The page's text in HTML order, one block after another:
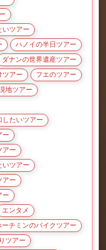
いツアー
ハノイの半日ツアー
ダナンの世界遺産ツアー
ツアー フエのツアー
地ツアー
したいツアー
ー
アー
いツアー
アー
ー
エンタメ
ーチミンのバイクツアー
ツアー